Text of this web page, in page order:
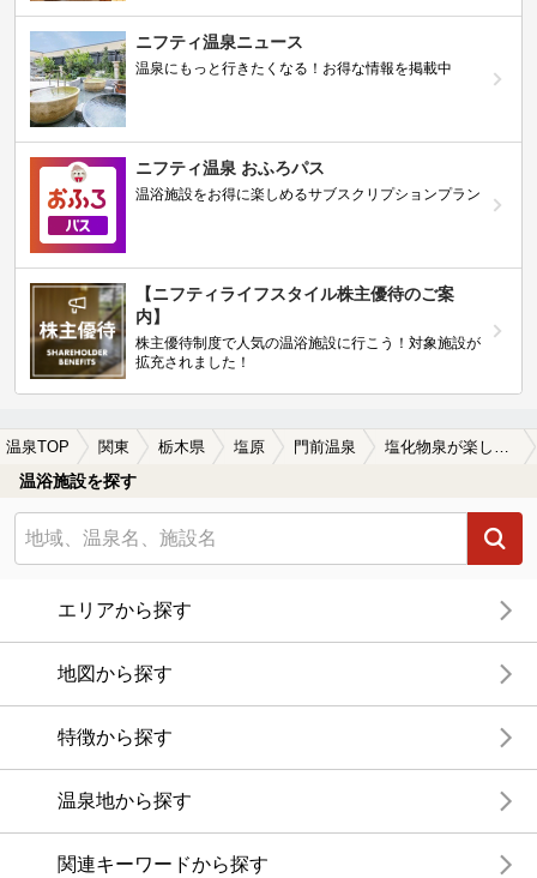
ニフティ温泉ニュース
温泉にもっと行きたくなる！お得な情報を掲載中
ニフティ温泉 おふろパス
温浴施設をお得に楽しめるサブスクリプションプラン
【ニフティライフスタイル株主優待のご案
内】
株主優待制度で人気の温浴施設に行こう！対象施設が
拡充されました！
温泉TOP 関東 栃木県 塩原 門前温泉 塩化物泉が楽しめる門前温泉の温泉、日帰り温泉、スーパー銭湯おすすめ
温浴施設を探す
エリアから探す
地図から探す
特徴から探す
温泉地から探す
関連キーワードから探す